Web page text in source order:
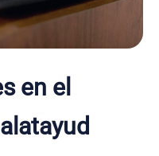
en el